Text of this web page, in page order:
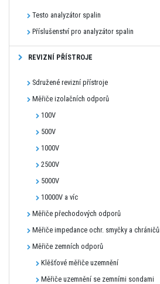
Testo analyzátor spalin
Příslušenství pro analyzátor spalin
REVIZNÍ PŘÍSTROJE
Sdružené revizní přístroje
Měřiče izolačních odporů
100V
500V
1000V
2500V
5000V
10000V a víc
Měřiče přechodových odporů
Měřiče impedance ochr. smyčky a chráničů
Měřiče zemních odporů
Klěšťové měřiče uzemnění
Měřiče uzemnění se zemními sondami